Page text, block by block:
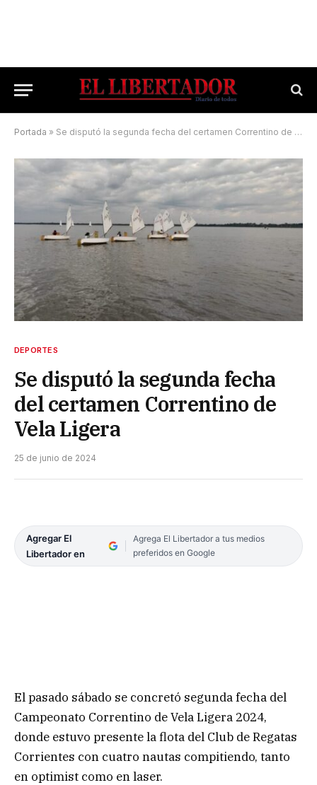
Portada » Se disputó la segunda fecha del certamen Correntino de Vela Ligera
DEPORTES
Se disputó la segunda fecha
del certamen Correntino de
Vela Ligera
25 de junio de 2024
Agregar El
Libertador en
Agrega El Libertador a tus medios
preferidos en Google
El pasado sábado se concretó segunda fecha del
Campeonato Correntino de Vela Ligera 2024,
donde estuvo presente la flota del Club de Regatas
Corrientes con cuatro nautas compitiendo, tanto
en optimist como en laser.